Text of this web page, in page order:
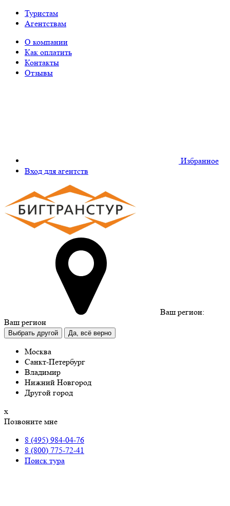
Туристам
Агентствам
О компании
Как оплатить
Контакты
Отзывы
Избранное
Вход для агентств
Ваш регион:
Ваш регион
Выбрать другой Да, всё верно
Москва
Санкт-Петербург
Владимир
Нижний Новгород
Другой город
х
Позвоните мне
8 (495) 984-04-76
8 (800) 775-72-41
Поиск тура